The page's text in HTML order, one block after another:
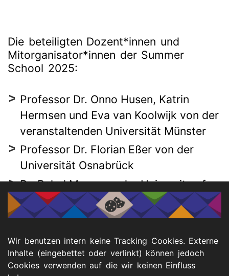
Die beteiligten Dozent*innen und
Mitorganisator*innen der Summer
School 2025:
Professor Dr. Onno Husen, Katrin
Hermsen und Eva van Koolwijk von der
veranstaltenden Universität Münster
Professor Dr. Florian Eßer von der
Universität Osnabrück
Dr. Rahel More von der University of
Graz, Österreich
Professorin Dr. Susan Flynn, und Rose
Dublin, Irland
Wir benutzen intern keine Tracking Cookies. Externe
Inhalte (eingebettet oder verlinkt) können jedoch
Cookies verwenden auf die wir keinen Einfluss